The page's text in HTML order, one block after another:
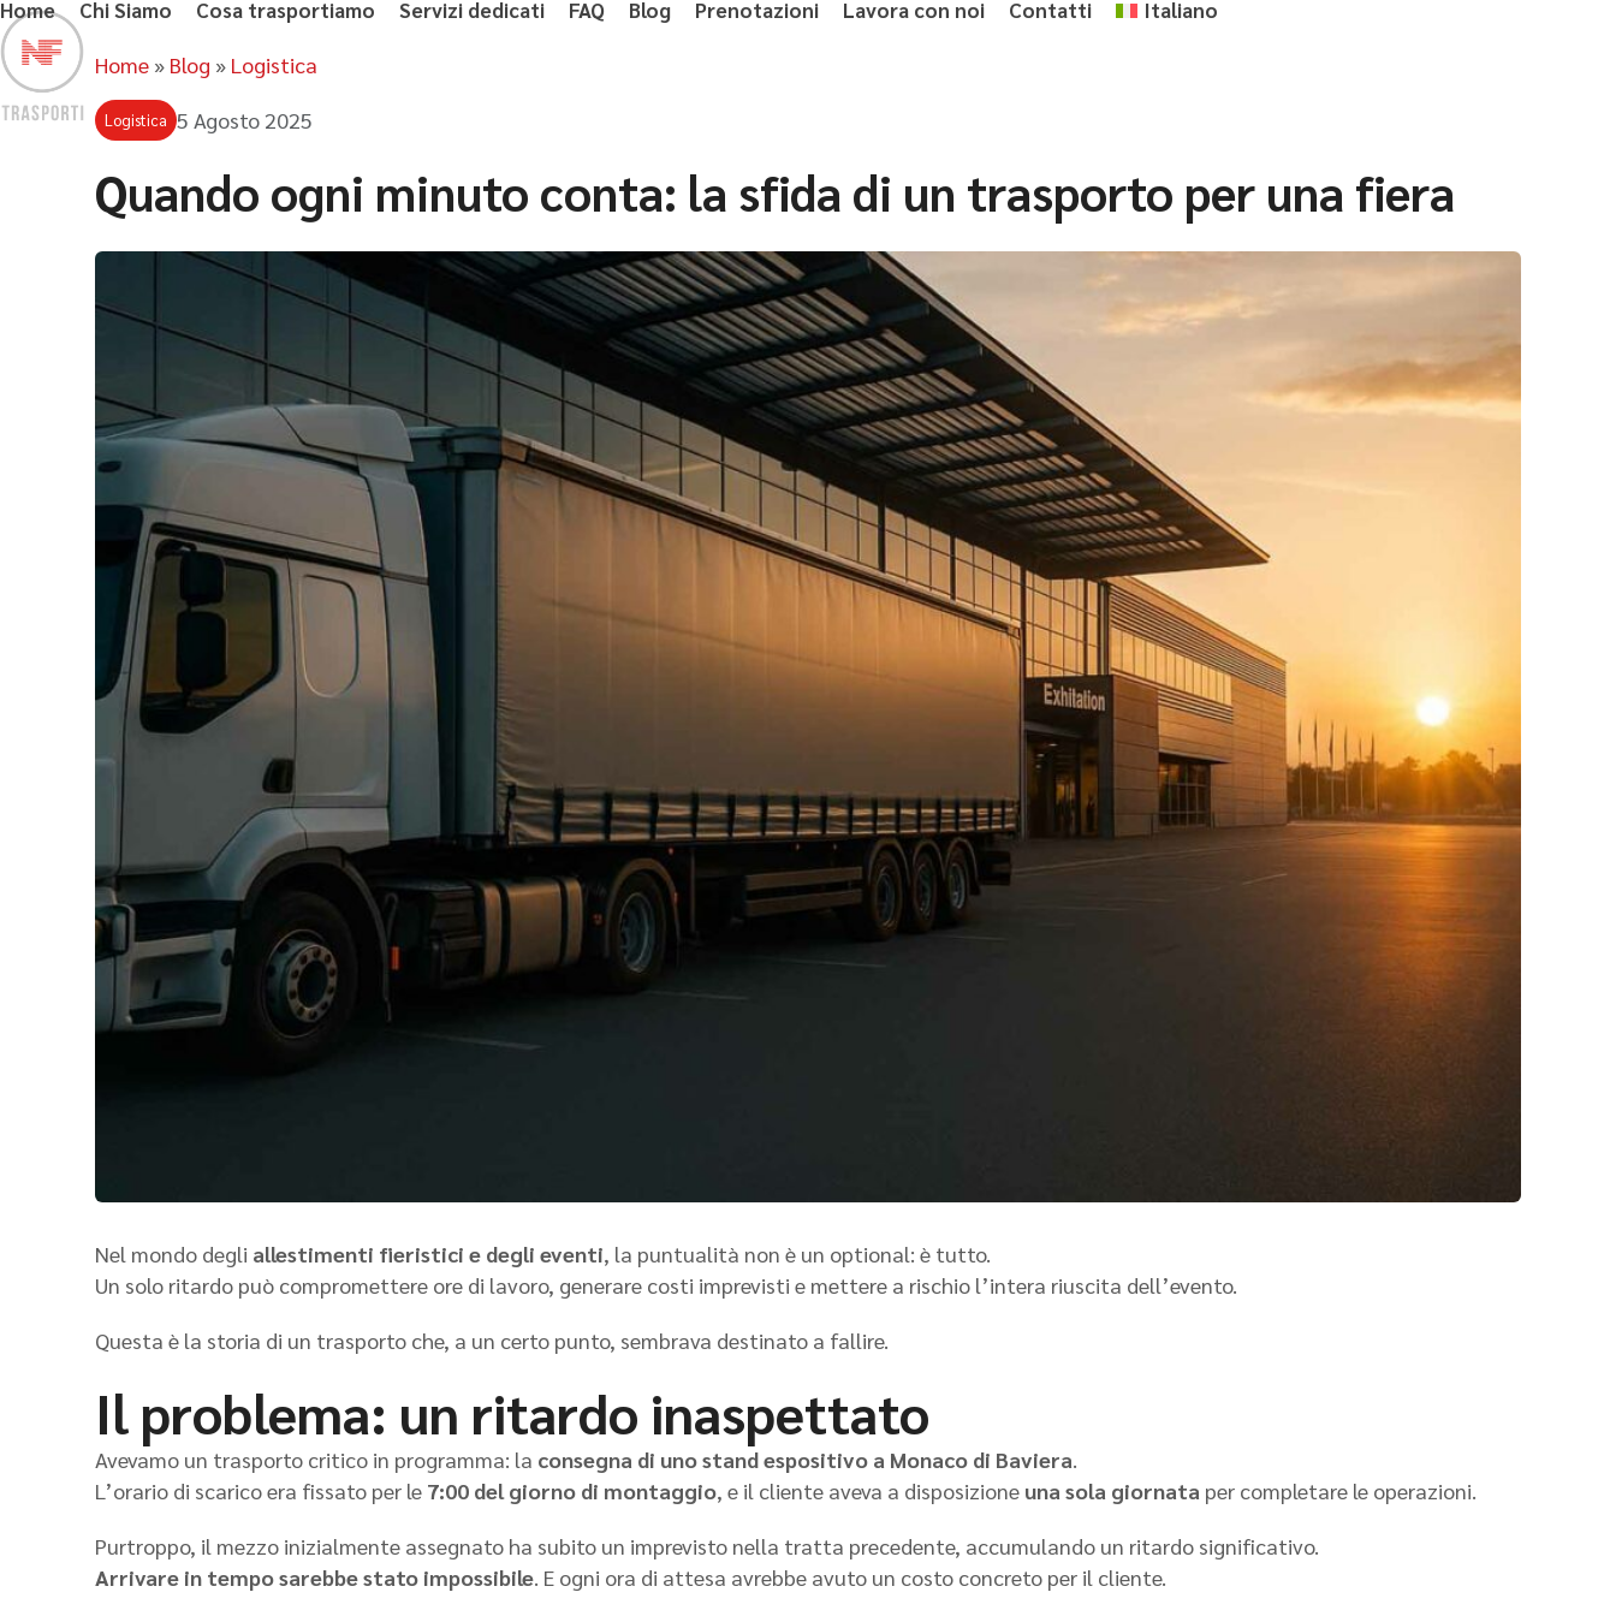
Skip
to
content
Home Chi Siamo Cosa trasportiamo Servizi dedicati FAQ Blog Prenotazioni Lavora con noi Contatti Italiano
Home » Blog » Logistica
Logistica 5 Agosto 2025
Quando ogni minuto conta: la sfida di un trasporto per una fiera
Nel mondo degli allestimenti fieristici e degli eventi, la puntualità non è un optional: è tutto.
Un solo ritardo può compromettere ore di lavoro, generare costi imprevisti e mettere a rischio l’intera riuscita dell’evento.
Questa è la storia di un trasporto che, a un certo punto, sembrava destinato a fallire.
Il problema: un ritardo inaspettato
Avevamo un trasporto critico in programma: la consegna di uno stand espositivo a Monaco di Baviera.
L’orario di scarico era fissato per le 7:00 del giorno di montaggio, e il cliente aveva a disposizione una sola giornata per completare le operazioni.
Purtroppo, il mezzo inizialmente assegnato ha subito un imprevisto nella tratta precedente, accumulando un ritardo significativo.
Arrivare in tempo sarebbe stato impossibile. E ogni ora di attesa avrebbe avuto un costo concreto per il cliente.